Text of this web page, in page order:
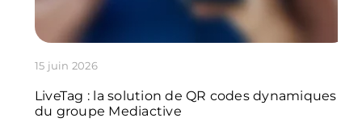
15 juin 2026
LiveTag : la solution de QR codes dynamiques
du groupe Mediactive